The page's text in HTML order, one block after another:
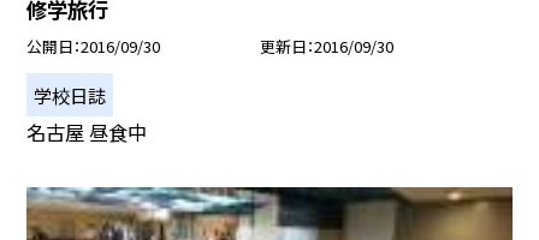
修学旅行
公開日 2016/09/30 更新日 2016/09/30
学校日誌
名古屋 昼食中